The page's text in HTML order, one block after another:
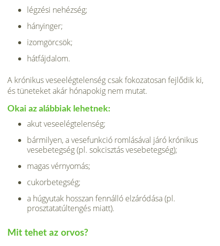
légzési nehézség;
hányinger;
izomgörcsök;
hátfájdalom.
A krónikus veseelégtelenség csak fokoza­tosan fejlődik ki,
és tüneteket akár hóna­pokig nem mutat.
Okai az alábbiak lehet­nek:
akut veseelégtelenség;
bármilyen, a vesefunkció romlásával já­ró krónikus
vesebetegség (pl. sokcisztás vesebetegség);
magas vérnyomás;
cukorbetegség;
a húgyutak hosszan fennálló elzáródása (pl.
prosztatatúltengés miatt).
Mit tehet az orvos?